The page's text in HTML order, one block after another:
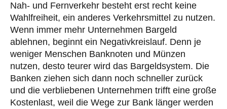
Nah- und Fernverkehr besteht erst recht keine
Wahlfreiheit, ein anderes Verkehrsmittel zu nutzen.
Wenn immer mehr Unternehmen Bargeld
ablehnen, beginnt ein Negativkreislauf. Denn je
weniger Menschen Banknoten und Münzen
nutzen, desto teurer wird das Bargeldsystem. Die
Banken ziehen sich dann noch schneller zurück
und die verbliebenen Unternehmen trifft eine große
Kostenlast, weil die Wege zur Bank länger werden